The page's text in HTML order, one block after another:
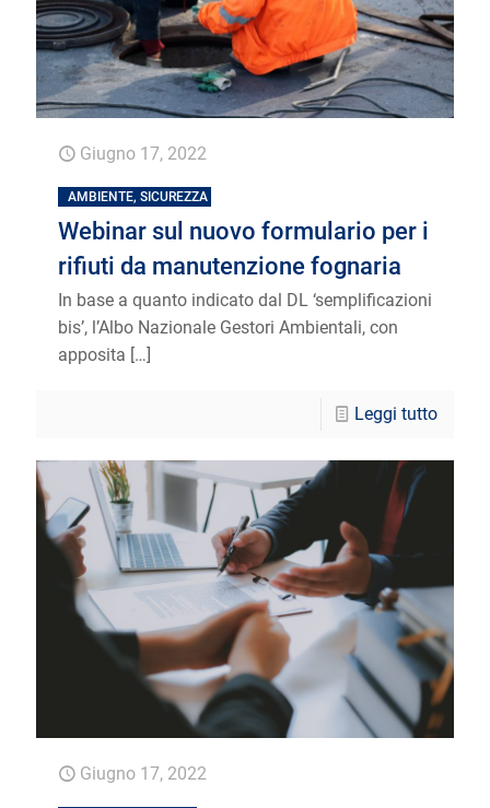
Giugno 17, 2022
AMBIENTE, SICUREZZA
Webinar sul nuovo formulario per i
rifiuti da manutenzione fognaria
In base a quanto indicato dal DL ‘semplificazioni
bis’, l’Albo Nazionale Gestori Ambientali, con
apposita […]
Leggi tutto
Giugno 17, 2022